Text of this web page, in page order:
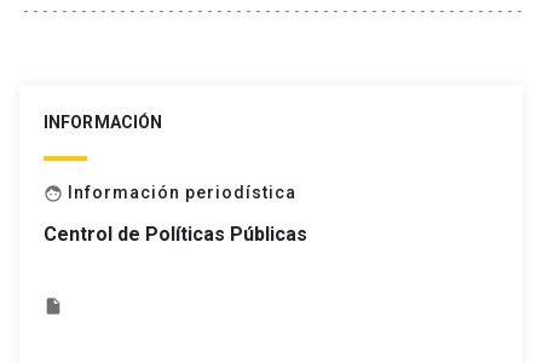
INFORMACIÓN
face Información periodística
Centrol de Políticas Públicas
insert_drive_file